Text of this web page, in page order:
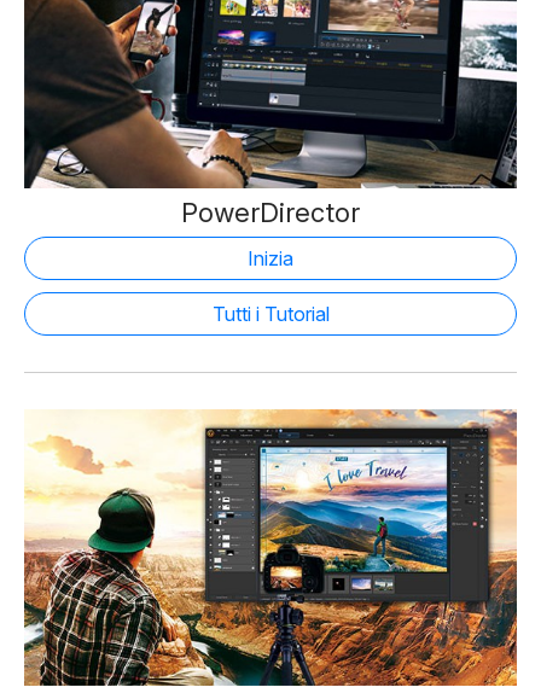
PowerDirector
Inizia
Tutti i Tutorial